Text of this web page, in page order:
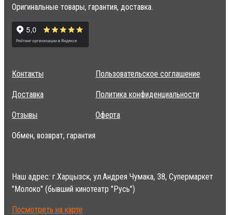
Оригинальные товары, гарантия, доставка.
Контакты
Доставка
Отзывы
Обмен, возврат, гарантия
Пользовательское соглашение
Политика конфиденциальности
Оферта
Наш адрес: г.Харцызск, ул.Андрея Чумака, 38, Супермаркет
"Молоко" (бывший кинотеатр "Русь")
Посмотреть на карте